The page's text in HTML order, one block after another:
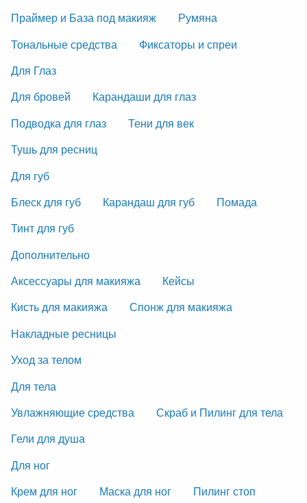
Праймер и База под макияж
Румяна
Тональные средства
Фиксаторы и спреи
Для Глаз
Для бровей
Карандаши для глаз
Подводка для глаз
Тени для век
Тушь для ресниц
Для губ
Блеск для губ
Карандаш для губ
Помада
Тинт для губ
Дополнительно
Аксессуары для макияжа
Кейсы
Кисть для макияжа
Спонж для макияжа
Накладные ресницы
Уход за телом
Для тела
Увлажняющие средства
Скраб и Пилинг для тела
Гели для душа
Для ног
Крем для ног
Маска для ног
Пилинг стоп